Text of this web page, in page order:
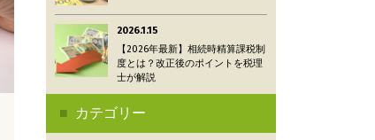
2026.1.15
【2026年最新】相続時精算課税制
度とは？改正後のポイントを税理
士が解説
カテゴリー